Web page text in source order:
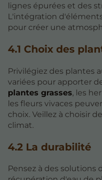
lignes épurées et des
L'intégration
pour créer une
4.1 Choix des
Privilégiez des plantes
variées pour apporter
plantes grasses, les
les fleurs vivaces
choix. Veillez à choisir
climat.
4.2 La durabilité
Pensez à des solutions